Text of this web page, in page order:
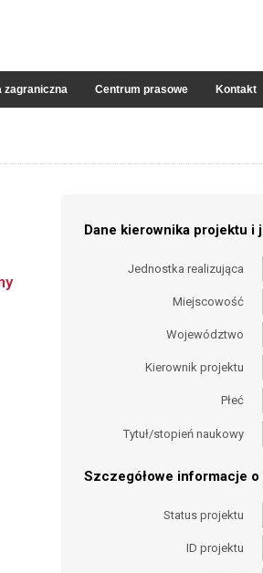
zagraniczna Centrum prasowe Kontakt
Dane kierownika projektu
Jednostka realizująca
Miejscowość
Województwo
Kierownik projektu
Płeć
Tytuł/stopień naukowy
Szczegółowe informacje
Status projektu
ID projektu